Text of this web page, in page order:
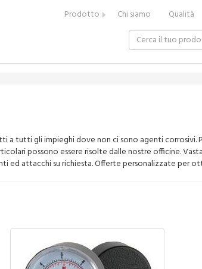
Prodotto Chi siamo Qualità
a tutti gli impieghi dove non ci sono agenti
possono essere risolte dalle nostre officine.
ed attacchi su richiesta. Offerte personalizzate per